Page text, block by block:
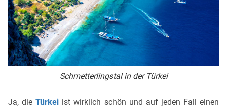
Schmetterlingstal in der Türkei
Ja, dieTürkei ist wirklich schön und auf jeden Fall einen